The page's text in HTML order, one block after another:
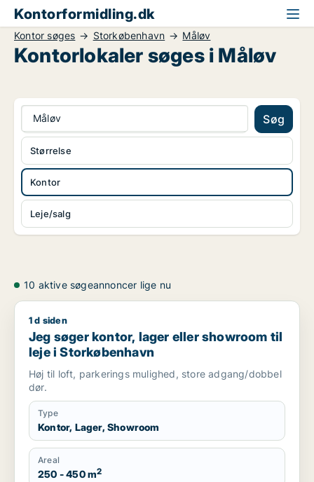
Kontorformidling.dk
Kontor søges Storkøbenhavn Måløv
Kontorlokaler søges i Måløv
Måløv Søg
Kontor
Leje/salg
Størrelse
10 aktive søgeannoncer lige nu
Jeg søger kontor, lager eller showroom til leje i
1 d siden
Jeg søger kontor, lager eller showroom til
leje i Storkøbenhavn
Høj til loft, parkerings mulighed, store adgang/dobbel
dør.
Type
Kontor, Lager, Showroom
Areal
250 - 450 m2